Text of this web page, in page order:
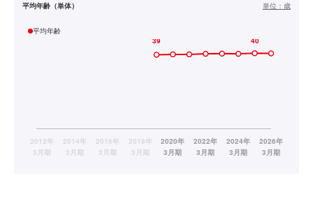
平均年齢（単体） 単位： 歳
平均年齢